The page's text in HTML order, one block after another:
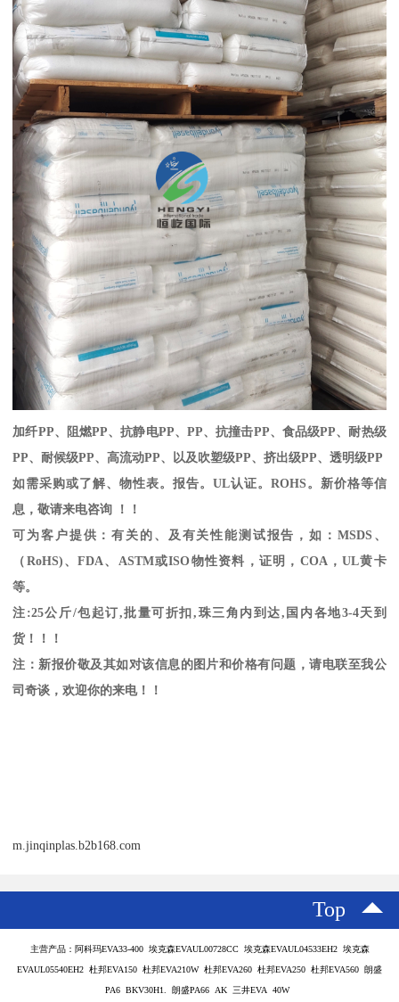
加纤PP、阻燃PP、抗静电PP、 PP、抗撞击PP、食品级PP、耐热级
PP、耐候级PP、高流动PP、以及吹塑级PP、挤出级PP、透明级PP
如需采购或了解、物性表。报告。 UL认证。 ROHS 。新价格等信
息，敬请来电咨询 ！！
可为客户提供：有关的、及有关性能测试报告，如： MSDS 、
（ RoHS) 、FDA、 ASTM或ISO物性资料，证明， COA，UL黄卡
等。
注 :25公斤/包起订,批量可折扣, 珠三角内到达, 国内各地3-4天到
货！！！
注：新报价敬及其如对该信息的图片和价格有问题，请电联至我公
司奇谈，欢迎你的来电！！
m.jinqinplas.b2b168.com
Top
主营产品：阿科玛EVA33-400 埃克森EVAUL00728CC 埃克森EVAUL04533EH2 埃克森
EVAUL05540EH2 杜邦EVA150 杜邦EVA210W 杜邦EVA260 杜邦EVA250 杜邦EVA560 朗盛
PA6 BKV30H1. 朗盛PA66 AK 三井EVA 40W